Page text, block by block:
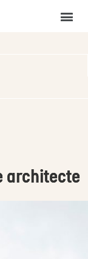
architecte